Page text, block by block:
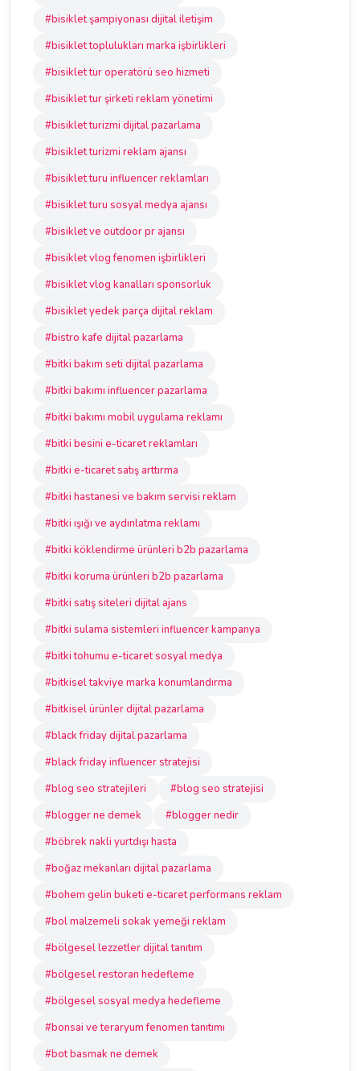
#bisiklet şampiyonası dijital iletişim
#bisiklet toplulukları marka işbirlikleri
#bisiklet tur operatörü seo hizmeti
#bisiklet tur şirketi reklam yönetimi
#bisiklet turizmi dijital pazarlama
#bisiklet turizmi reklam ajansı
#bisiklet turu influencer reklamları
#bisiklet turu sosyal medya ajansı
#bisiklet ve outdoor pr ajansı
#bisiklet vlog fenomen işbirlikleri
#bisiklet vlog kanalları sponsorluk
#bisiklet yedek parça dijital reklam
#bistro kafe dijital pazarlama
#bitki bakım seti dijital pazarlama
#bitki bakımı influencer pazarlama
#bitki bakımı mobil uygulama reklamı
#bitki besini e-ticaret reklamları
#bitki e-ticaret satış arttırma
#bitki hastanesi ve bakım servisi reklam
#bitki ışığı ve aydınlatma reklamı
#bitki köklendirme ürünleri b2b pazarlama
#bitki koruma ürünleri b2b pazarlama
#bitki satış siteleri dijital ajans
#bitki sulama sistemleri influencer kampanya
#bitki tohumu e-ticaret sosyal medya
#bitkisel takviye marka konumlandırma
#bitkisel ürünler dijital pazarlama
#black friday dijital pazarlama
#black friday influencer stratejisi
#blog seo stratejileri
#blog seo stratejisi
#blogger ne demek
#blogger nedir
#böbrek nakli yurtdışı hasta
#boğaz mekanları dijital pazarlama
#bohem gelin buketi e-ticaret performans reklam
#bol malzemeli sokak yemeği reklam
#bölgesel lezzetler dijital tanıtım
#bölgesel restoran hedefleme
#bölgesel sosyal medya hedefleme
#bonsai ve teraryum fenomen tanıtımı
#bot basmak ne demek